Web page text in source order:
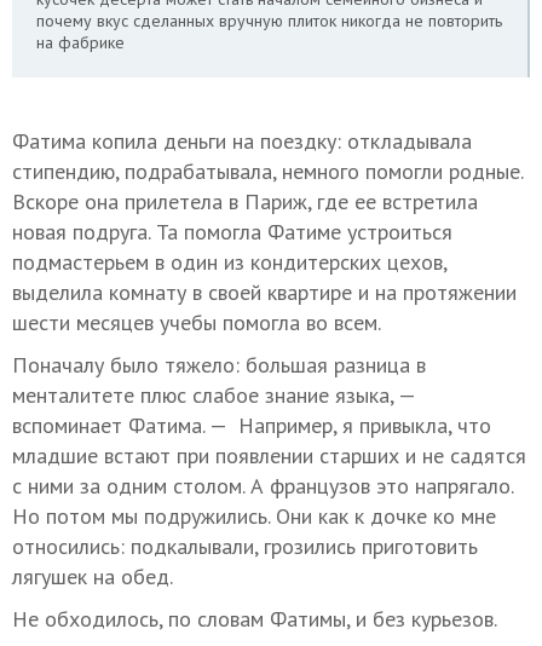
почему вкус сделанных вручную плиток никогда не повторить
на фабрике
Фатима копила деньги на поездку: откладывала
стипендию, подрабатывала, немного помогли родные.
Вскоре она прилетела в Париж, где ее встретила
новая подруга. Та помогла Фатиме устроиться
подмастерьем в один из кондитерских цехов,
выделила комнату в своей квартире и на протяжении
шести месяцев учебы помогла во всем.
Поначалу было тяжело: большая разница в
менталитете плюс слабое знание языка, —
вспоминает Фатима. — Например, я привыкла, что
младшие встают при появлении старших и не садятся
с ними за одним столом. А французов это напрягало.
Но потом мы подружились. Они как к дочке ко мне
относились: подкалывали, грозились приготовить
лягушек на обед.
Не обходилось, по словам Фатимы, и без курьезов.